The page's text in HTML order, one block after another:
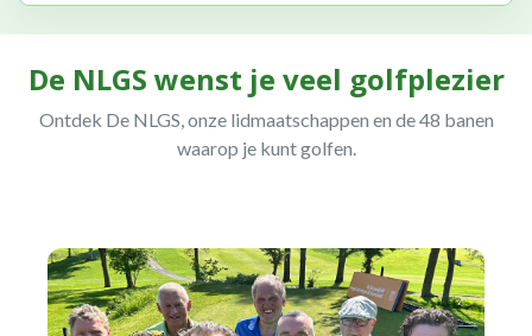
De NLGS wenst je veel golfplezier
Ontdek De NLGS, onze lidmaatschappen en de 48 banen
waarop je kunt golfen.